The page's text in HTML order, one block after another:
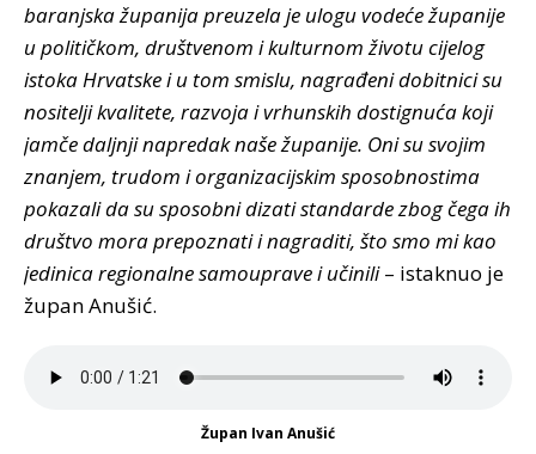
baranjska županija preuzela je ulogu vodeće županije
u političkom, društvenom i kulturnom životu cijelog
istoka Hrvatske i u tom smislu, nagrađeni dobitnici su
nositelji kvalitete, razvoja i vrhunskih dostignuća koji
jamče daljnji napredak naše županije. Oni su svojim
znanjem, trudom i organizacijskim sposobnostima
pokazali da su sposobni dizati standarde zbog čega ih
društvo mora prepoznati i nagraditi, što smo mi kao
jedinica regionalne samouprave i učinili– istaknuo je
župan Anušić.
Župan Ivan Anušić